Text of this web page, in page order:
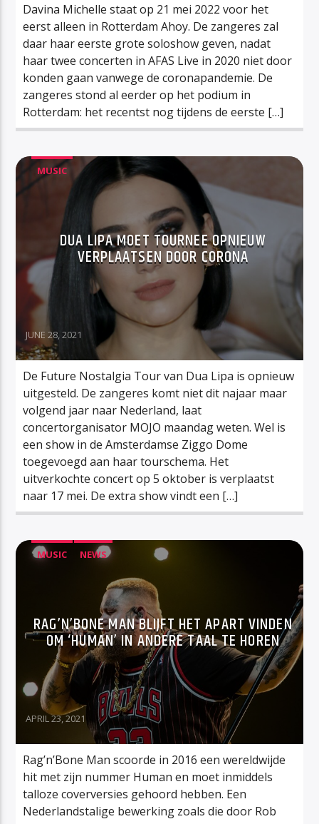
Davina Michelle staat op 21 mei 2022 voor het
eerst alleen in Rotterdam Ahoy. De zangeres zal
daar haar eerste grote soloshow geven, nadat
haar twee concerten in AFAS Live in 2020 niet door
konden gaan vanwege de coronapandemie. De
zangeres stond al eerder op het podium in
Rotterdam: het recentst nog tijdens de eerste […]
MUSIC
DUA LIPA MOET TOURNEE OPNIEUW
VERPLAATSEN DOOR CORONA
JUNE 28, 2021
De Future Nostalgia Tour van Dua Lipa is opnieuw
uitgesteld. De zangeres komt niet dit najaar maar
volgend jaar naar Nederland, laat
concertorganisator MOJO maandag weten. Wel is
een show in de Amsterdamse Ziggo Dome
toegevoegd aan haar tourschema. Het
uitverkochte concert op 5 oktober is verplaatst
naar 17 mei. De extra show vindt een […]
MUSIC NEWS
RAG’N’BONE MAN BLIJFT HET APART VINDEN
OM ‘HUMAN’ IN ANDERE TAAL TE HOREN
APRIL 23, 2021
Rag’n’Bone Man scoorde in 2016 een wereldwijde
hit met zijn nummer Human en moet inmiddels
talloze coverversies gehoord hebben. Een
Nederlandstalige bewerking zoals die door Rob